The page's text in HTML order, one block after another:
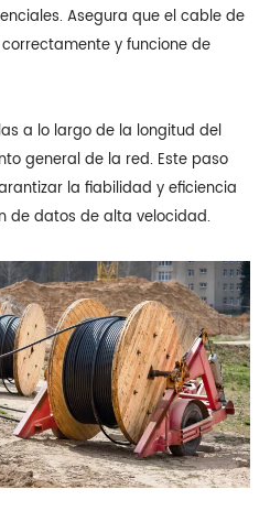
Asegura que el cable de
y funcione de
a lo largo de la longitud del
general de la red. Este paso
la fiabilidad y eficiencia
de datos de alta velocidad.